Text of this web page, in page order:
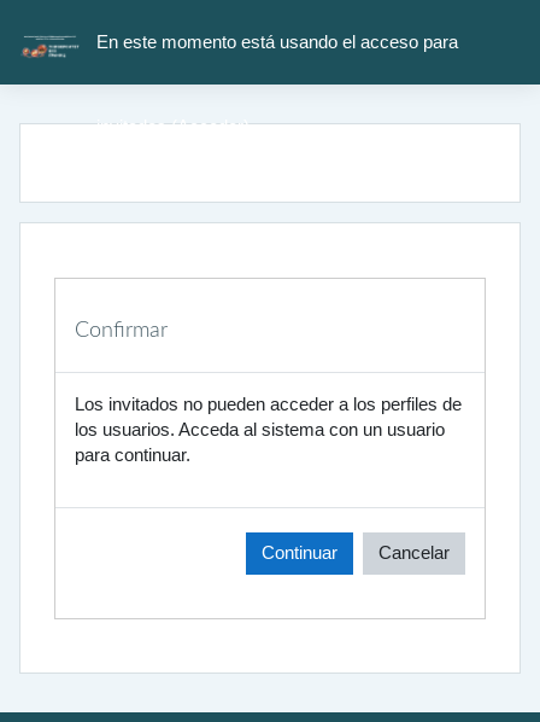
En este momento está usando el acceso para
invitados (Acceder)
Confirmar
Los invitados no pueden acceder a los perfiles de
los usuarios. Acceda al sistema con un usuario
para continuar.
Continuar Cancelar